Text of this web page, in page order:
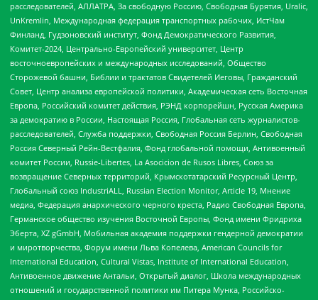
расследователей, АЛЛАТРА, За свободную Россию, Свободная Бурятия, Uralic,
UnKremlin, Международная федерация транспортных рабочих, ИстЧам
Финланд, Гудзоновский институт, Фонд Демократического Развития,
Комитет-2024, Центрально-Европейский университет, Центр
восточноевропейских и международных исследований, Общество
Сторожевой башни, Библии и трактатов Свидетелей Иеговы, Гражданский
Совет, Центр анализа европейской политики, Академическая сеть Восточная
Европа, Российский комитет действия, РЭНД корпорейшн, Русская Америка
за демократию в России, Настоящая Россия, Глобальная сеть журналистов-
расследователей, Служба поддержки, Свободная Россия Берлин, Свободная
Россия Северный Рейн-Вестфалия, Фонд глобальной помощи, Антивоенный
комитет России, Russie-Libertes, La Asocicion de Rusos Libres, Союз за
возвращение Северных территорий, Крымскотатарский Ресурсный Центр,
Глобальный союз IndustriALL, Russian Election Monitor, Article 19, Мнение
медиа, Федерация анархического черного креста, Радио Свободная Европа,
Германское общество изучения Восточной Европы, Фонд имени Фридриха
Эберта, XZ gGmbH, Мобильная академия поддержки гендерной демократии
и миротворчества, Форум имени Льва Копелева, American Councils for
International Education, Cultural Vistas, Institute of International Education,
Антивоенное движение Антальи, Открытый диалог, Школа международных
отношений и государственной политики им Питера Мунка, Российско-